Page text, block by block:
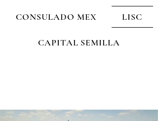
CONSULADO MEX LISC
CAPITAL SEMILLA